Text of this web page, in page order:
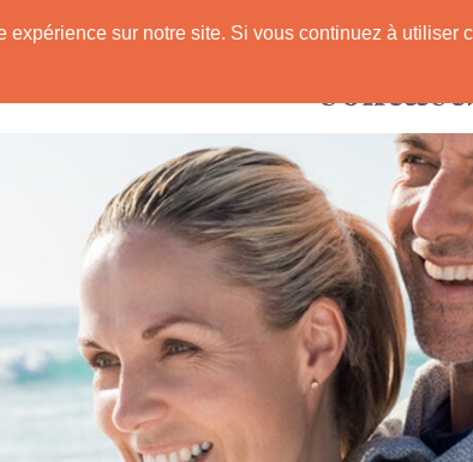
sur notre site. Si vous continuez à utiliser
Senior